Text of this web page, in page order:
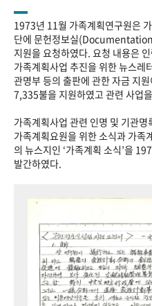
1973년 11월 가족계획연구원은
단에 문헌정보실
지원을 요청하였다. 요청 내용은
가족계획사업 추진을 위한 뉴스레
관명부 등의 출판에 관한 자금 지
7,335불을 지원하였고 관련 사업
가족계획사업 관련 인명 및 기관
가족계획요원을 위한 소식과 가족
의 뉴스지인 ‘가족계획 소식’을
발간하였다.